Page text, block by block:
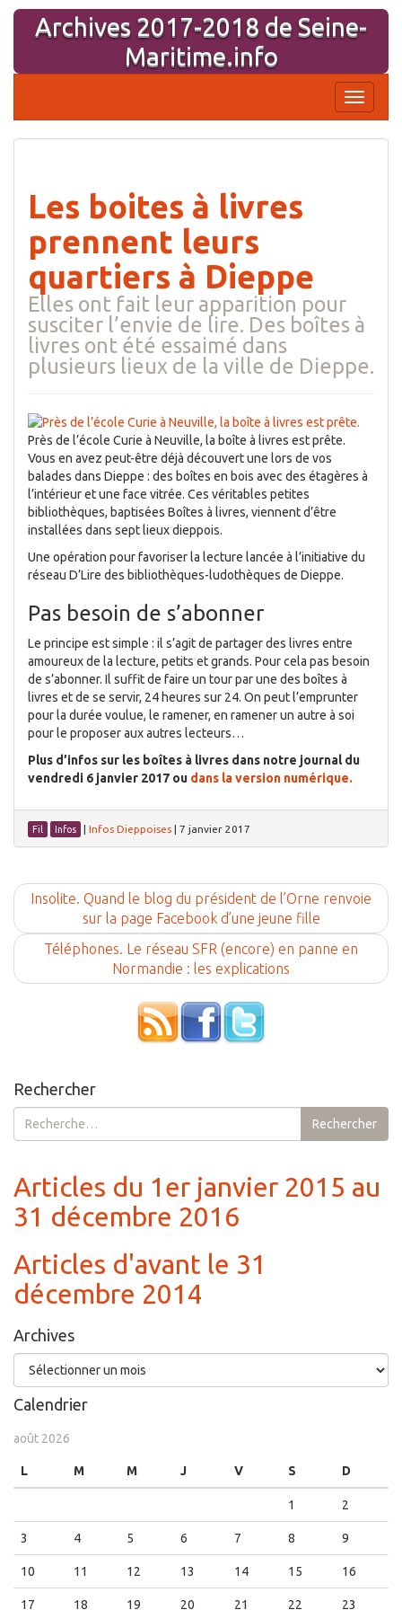
Aller
contenu
Archives 2017-2018 de Seine-
Maritime.info
la
Les boites à livres
prennent leurs
quartiers à Dieppe
Elles ont fait leur apparition pour
susciter l’envie de lire. Des boîtes à
livres ont été essaimé dans
plusieurs lieux de la ville de Dieppe.
Près de l’école Curie à Neuville, la boîte à livres est prête.
Vous en avez peut-être déjà découvert une lors de vos
balades dans Dieppe : des boîtes en bois avec des étagères à
l’intérieur et une face vitrée. Ces véritables petites
bibliothèques, baptisées Boîtes à livres, viennent d’être
installées dans sept lieux dieppois.
Une opération pour favoriser la lecture lancée à l’initiative du
réseau D’Lire des bibliothèques-ludothèques de Dieppe.
Pas besoin de s’abonner
Le principe est simple : il s’agit de partager des livres entre
amoureux de la lecture, petits et grands. Pour cela pas besoin
de s’abonner. Il suffit de faire un tour par une des boîtes à
livres et de se servir, 24 heures sur 24. On peut l’emprunter
pour la durée voulue, le ramener, en ramener un autre à soi
pour le proposer aux autres lecteurs…
Plus d’infos sur les boîtes à livres dans notre journal du
vendredi 6 janvier 2017 ou dans la version numérique.
Fil Infos Infos Dieppoises 7 janvier 2017
Insolite. Quand le blog du président de l’Orne renvoie
sur la page Facebook d’une jeune fille
Téléphones. Le réseau SFR (encore) en panne en
Normandie : les explications
Rechercher
Rechercher :
Rechercher
Articles du 1er janvier 2015 au
31 décembre 2016
Articles d'avant le 31
décembre 2014
Archives
Archives
Calendrier
août 2026
L M M J V S D
1 2
3 4 5 6 7 8 9
10 11 12 13 14 15 16
17 18 19 20 21 22 23